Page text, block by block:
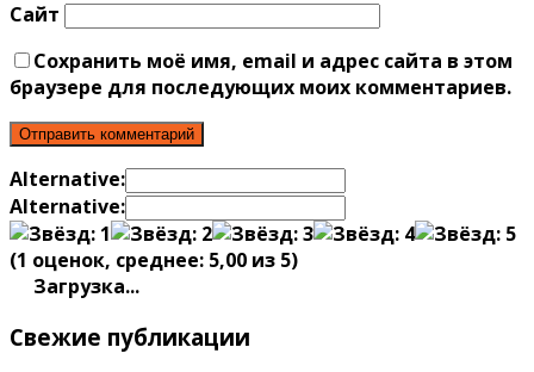
Сайт
Сохранить моё имя, email и адрес сайта в этом
браузере для последующих моих комментариев.
Alternative:
Alternative:
(1 оценок, среднее: 5,00 из 5)
Загрузка...
Свежие публикации